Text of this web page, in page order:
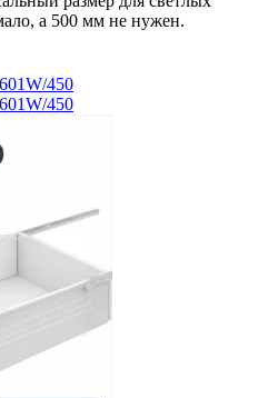
а 500 мм не нужен.
450
450